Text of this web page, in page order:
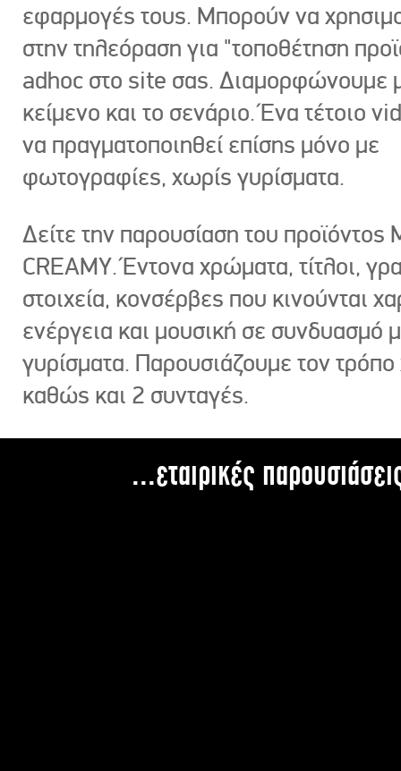
εφαρμογές τους. Μπορούν να
στην τηλεόραση για "τοποθέτηση
adhoc στο site σας. Διαμορφώνουμε
κείμενο και το σενάριο. Ένα τέτοιο
να πραγματοποιηθεί επίσης μόνο με
φωτογραφίες, χωρίς γυρίσματα.
Δείτε την παρουσίαση του προϊόντος
CREAMY. Έντονα χρώματα, τίτλοι,
στοιχεία, κονσέρβες που κινούνται
ενέργεια και μουσική σε συνδυασμό
γυρίσματα. Παρουσιάζουμε τον
καθώς και 2 συνταγές.
...εταιρικές